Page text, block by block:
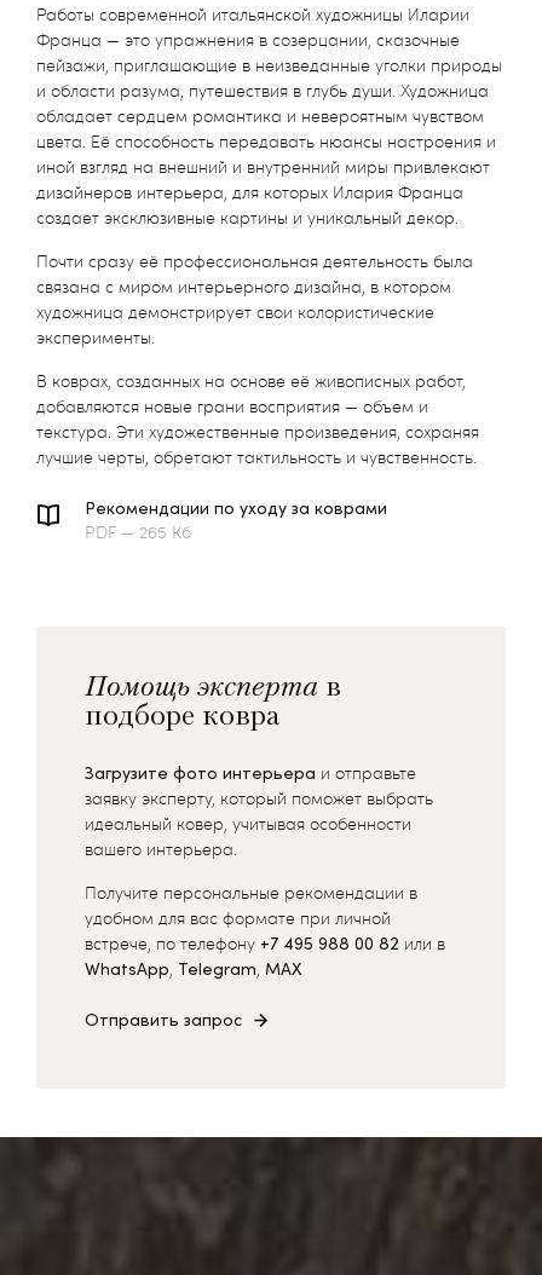
Работы современной итальянской художницы Иларии
Франца — это упражнения в созерцании, сказочные
пейзажи, приглашающие в неизведанные уголки природы
и области разума, путешествия в глубь души. Художница
обладает сердцем романтика и невероятным чувством
цвета. Её способность передавать нюансы настроения и
иной взгляд на внешний и внутренний миры привлекают
дизайнеров интерьера, для которых Илария Франца
создает эксклюзивные картины и уникальный декор.
Почти сразу её профессиональная деятельность была
связана с миром интерьерного дизайна, в котором
художница демонстрирует свои колористические
эксперименты.
В коврах, созданных на основе её живописных работ,
добавляются новые грани восприятия — объем и
текстура. Эти художественные произведения, сохраняя
лучшие черты, обретают тактильность и чувственность.
Рекомендации по уходу за коврами
PDF — 265 Кб
Помощь эксперта в
подборе ковра
Загрузите фото интерьера и отправьте
заявку эксперту, который поможет выбрать
идеальный ковер, учитывая особенности
вашего интерьера.
Получите персональные рекомендации в
удобном для вас формате при личной
встрече, по телефону +7 495 988 00 82 или в
WhatsApp, Telegram, MAX
Отправить запрос